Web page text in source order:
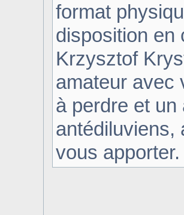
format
disposition en
Krzysztof
amateur avec
à perdre et
antédiluviens,
vous